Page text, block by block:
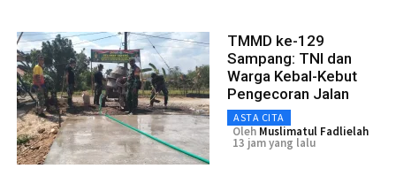
TMMD ke-129
Sampang: TNI dan
Warga Kebal-Kebut
Pengecoran Jalan
ASTA CITA
Oleh Muslimatul Fadlielah
13 jam yang lalu